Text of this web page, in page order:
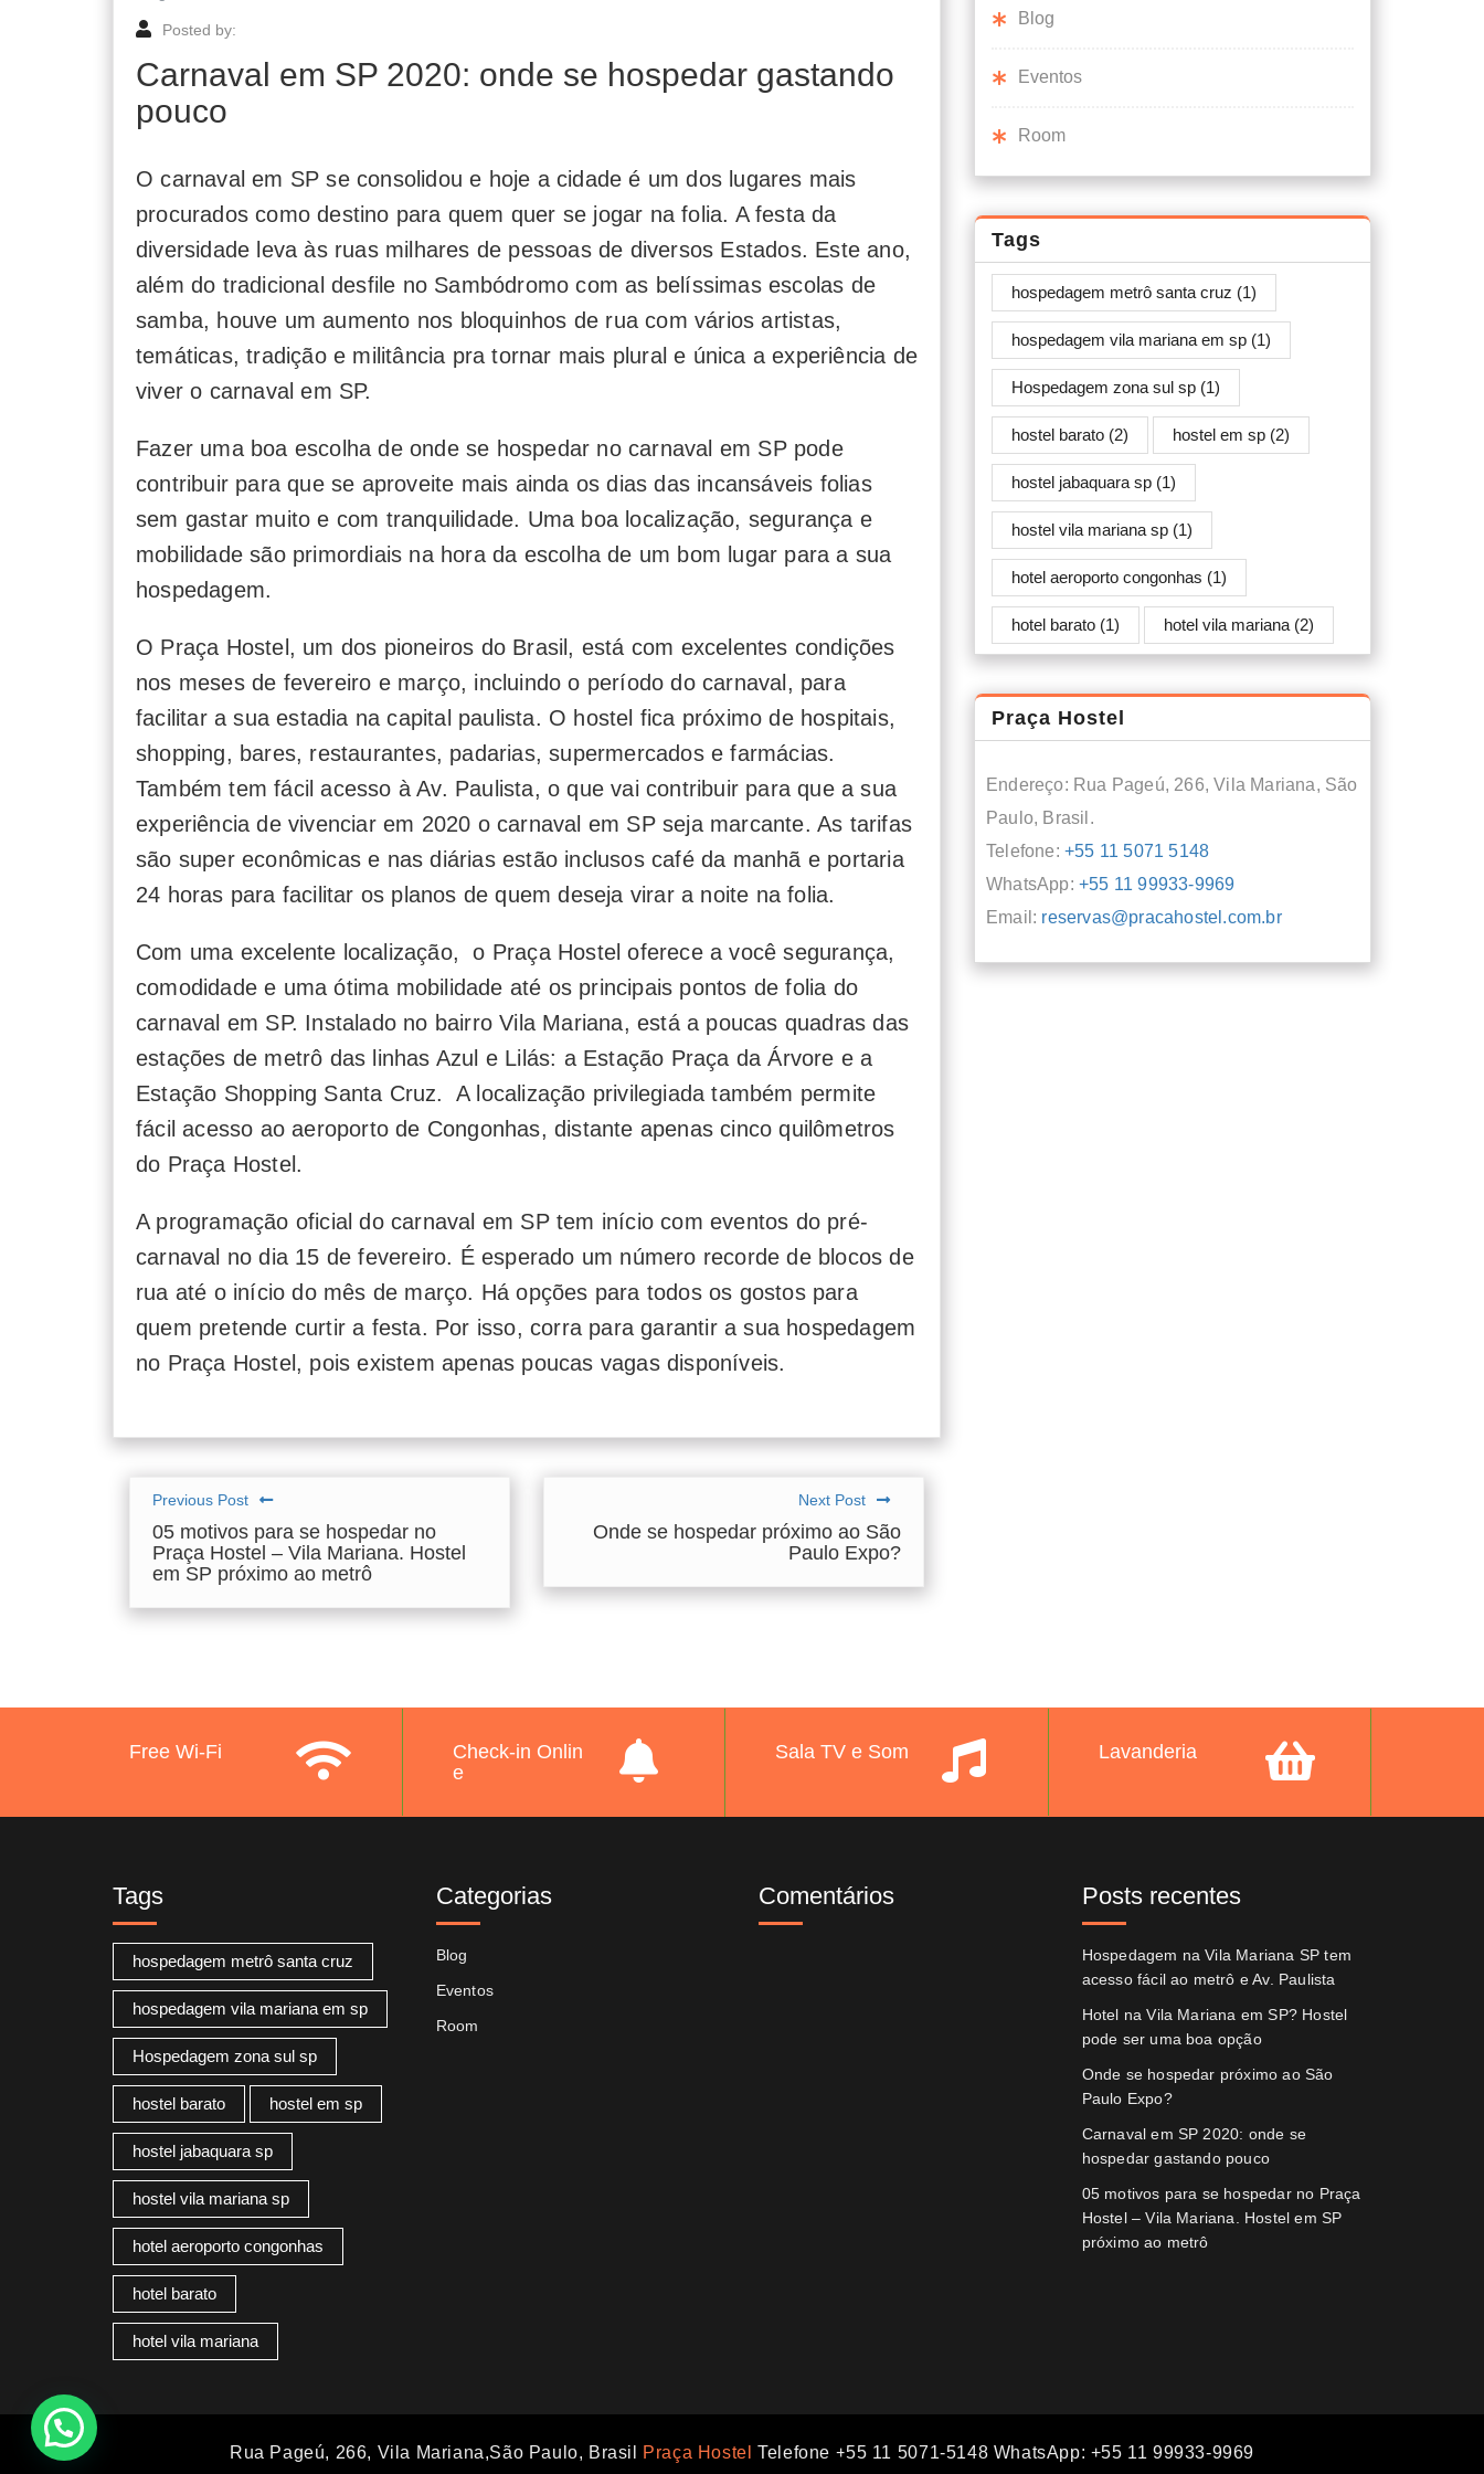
Posted by:
Carnaval em SP 2020: onde se hospedar gastando
pouco
O carnaval em SP se consolidou e hoje a cidade é um dos lugares mais
procurados como destino para quem quer se jogar na folia. A festa da
diversidade leva às ruas milhares de pessoas de diversos Estados. Este ano,
além do tradicional desfile no Sambódromo com as belíssimas escolas de
samba, houve um aumento nos bloquinhos de rua com vários artistas,
temáticas, tradição e militância pra tornar mais plural e única a experiência de
viver o carnaval em SP.
Fazer uma boa escolha de onde se hospedar no carnaval em SP pode
contribuir para que se aproveite mais ainda os dias das incansáveis folias
sem gastar muito e com tranquilidade. Uma boa localização, segurança e
mobilidade são primordiais na hora da escolha de um bom lugar para a sua
hospedagem.
O Praça Hostel, um dos pioneiros do Brasil, está com excelentes condições
nos meses de fevereiro e março, incluindo o período do carnaval, para
facilitar a sua estadia na capital paulista. O hostel fica próximo de hospitais,
shopping, bares, restaurantes, padarias, supermercados e farmácias.
Também tem fácil acesso à Av. Paulista, o que vai contribuir para que a sua
experiência de vivenciar em 2020 o carnaval em SP seja marcante. As tarifas
são super econômicas e nas diárias estão inclusos café da manhã e portaria
24 horas para facilitar os planos de quem deseja virar a noite na folia.
Com uma excelente localização, o Praça Hostel oferece a você segurança,
comodidade e uma ótima mobilidade até os principais pontos de folia do
carnaval em SP. Instalado no bairro Vila Mariana, está a poucas quadras das
estações de metrô das linhas Azul e Lilás: a Estação Praça da Árvore e a
Estação Shopping Santa Cruz. A localização privilegiada também permite
fácil acesso ao aeroporto de Congonhas, distante apenas cinco quilômetros
do Praça Hostel.
A programação oficial do carnaval em SP tem início com eventos do pré-
carnaval no dia 15 de fevereiro. É esperado um número recorde de blocos de
rua até o início do mês de março. Há opções para todos os gostos para
quem pretende curtir a festa. Por isso, corra para garantir a sua hospedagem
no Praça Hostel, pois existem apenas poucas vagas disponíveis.
Previous Post
05 motivos para se hospedar no
Praça Hostel – Vila Mariana. Hostel
em SP próximo ao metrô
Next Post
Onde se hospedar próximo ao São
Paulo Expo?
Blog
Eventos
Room
Tags
hospedagem metrô santa cruz (1)
hospedagem vila mariana em sp (1)
Hospedagem zona sul sp (1)
hostel barato (2) hostel em sp (2)
hostel jabaquara sp (1)
hostel vila mariana sp (1)
hotel aeroporto congonhas (1)
hotel barato (1) hotel vila mariana (2)
Praça Hostel
Endereço: Rua Pageú, 266, Vila Mariana, São
Paulo, Brasil.
Telefone: +55 11 5071 5148
WhatsApp: +55 11 99933-9969
Email: reservas@pracahostel.com.br
Free Wi-Fi
Check-in Onlin
e
Sala TV e Som Lavanderia
Tags
hospedagem metrô santa cruz
hospedagem vila mariana em sp
Hospedagem zona sul sp
hostel barato hostel em sp
hostel jabaquara sp
hostel vila mariana sp
hotel aeroporto congonhas
hotel barato
hotel vila mariana
Categorias
Blog
Eventos
Room
Comentários Posts recentes
Hospedagem na Vila Mariana SP tem
acesso fácil ao metrô e Av. Paulista
Hotel na Vila Mariana em SP? Hostel
pode ser uma boa opção
Onde se hospedar próximo ao São
Paulo Expo?
Carnaval em SP 2020: onde se
hospedar gastando pouco
05 motivos para se hospedar no Praça
Hostel – Vila Mariana. Hostel em SP
próximo ao metrô
Rua Pageú, 266, Vila Mariana,São Paulo, Brasil Praça Hostel Telefone +55 11 5071-5148 WhatsApp: +55 11 99933-9969